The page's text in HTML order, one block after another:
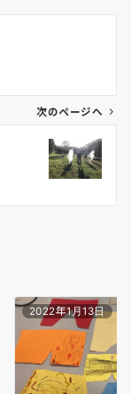
次のページへ
2022年1月13日